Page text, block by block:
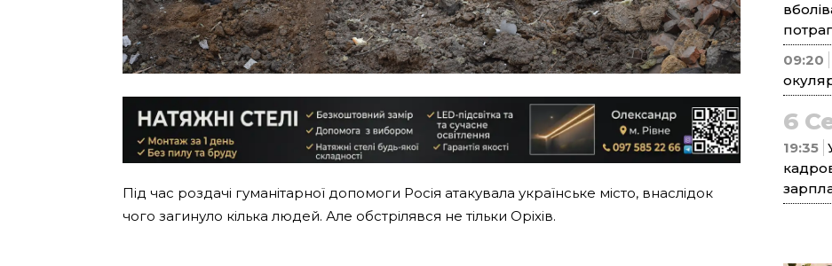
Під час роздачі гуманітарної допомоги Росія атакувала українське місто, внаслідок
чого загинуло кілька людей. Але обстрілявся не тільки Оріхів.
09:20
6
19:35